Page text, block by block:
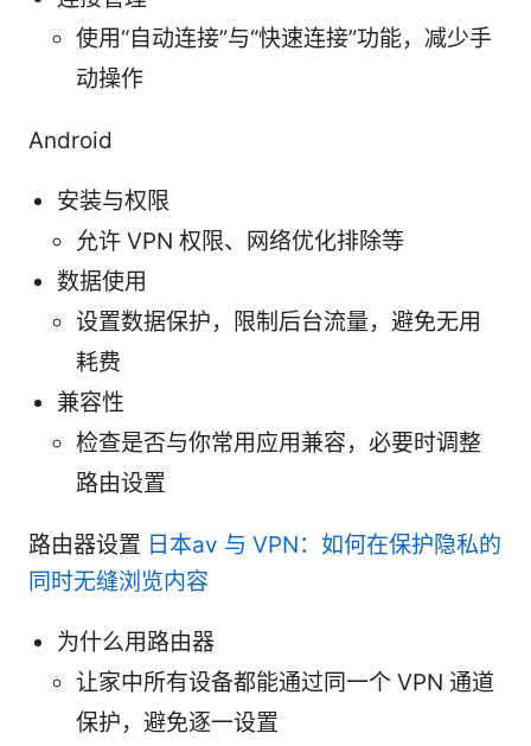
使用“自动连接”与“快速连接”功能，减少手
动操作
Android
安装与权限
允许 VPN 权限、网络优化排除等
数据使用
设置数据保护，限制后台流量，避免无用
耗费
兼容性
检查是否与你常用应用兼容，必要时调整
路由设置
路由器设置 日本av 与 VPN：如何在保护隐私的
同时无缝浏览内容
为什么用路由器
让家中所有设备都能通过同一个 VPN 通道
保护，避免逐一设置